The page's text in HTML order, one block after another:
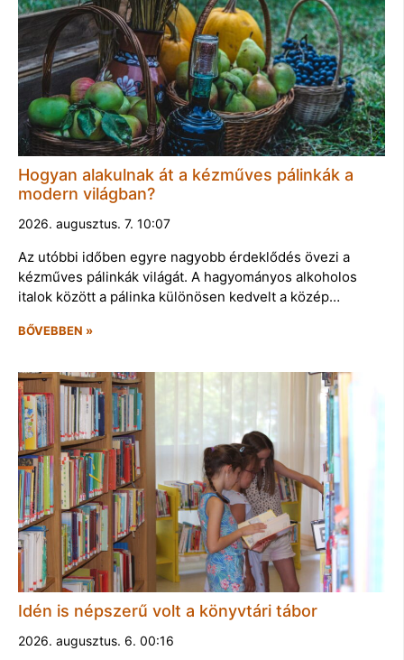
Hogyan alakulnak át a kézműves pálinkák a
modern világban?
2026. augusztus. 7. 10:07
Az utóbbi időben egyre nagyobb érdeklődés övezi a
kézműves pálinkák világát. A hagyományos alkoholos
italok között a pálinka különösen kedvelt a közép…
BŐVEBBEN »
Idén is népszerű volt a könyvtári tábor
2026. augusztus. 6. 00:16